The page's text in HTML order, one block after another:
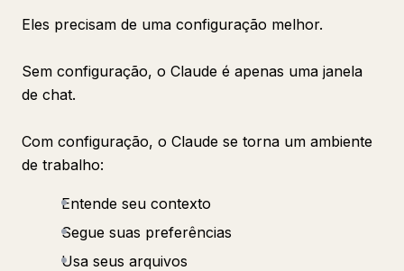
Eles precisam de uma configuração melhor.
Sem configuração, o Claude é apenas uma janela
de chat.
Com configuração, o Claude se torna um ambiente
de trabalho:
Entende seu contexto
Segue suas preferências
Usa seus arquivos